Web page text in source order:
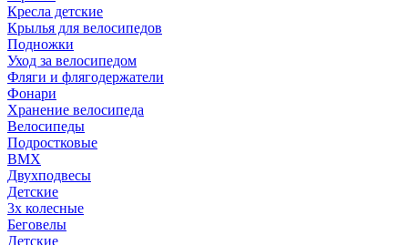
Кресла детские
Крылья для велосипедов
Подножки
Уход за велосипедом
Фляги и флягодержатели
Фонари
Хранение велосипеда
Велосипеды
Подростковые
BMX
Двухподвесы
Детские
3х колесные
Беговелы
Детские